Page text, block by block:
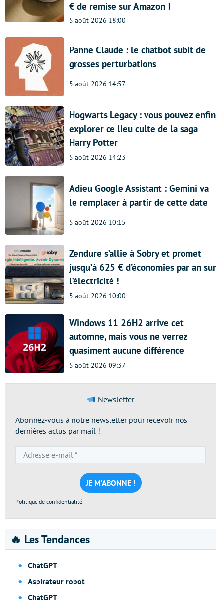
€ de remise sur Amazon !
5 août 2026 18:00
Panne Claude : le chatbot subit de
grosses perturbations
5 août 2026 14:57
Hogwarts Legacy : vous pouvez enfin
explorer ce lieu culte de la saga
Harry Potter
5 août 2026 14:23
Adieu Google Assistant : Gemini va
le remplacer à partir de cette date
5 août 2026 10:15
Zendure s’allie à Sobry et promet
jusqu’à 625 € d’économies par an sur
l’électricité !
5 août 2026 10:00
Windows 11 26H2 arrive cet
automne, mais vous ne verrez
quasiment aucune différence
5 août 2026 09:37
Newsletter
Abonnez-vous à notre newsletter pour recevoir nos
dernières actus par mail !
e-
mail
*
Politique de confidentialité
🔥 Les Tendances
ChatGPT
Aspirateur robot
ChatGPT